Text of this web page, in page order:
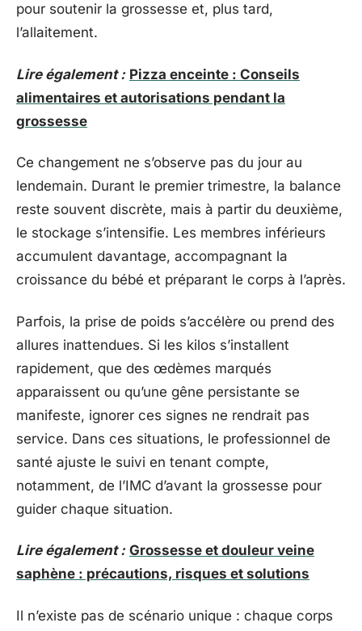
pour soutenir la grossesse et, plus tard,
l’allaitement.
Lire également : Pizza enceinte : Conseils
alimentaires et autorisations pendant la
grossesse
Ce changement ne s’observe pas du jour au
lendemain. Durant le premier trimestre, la balance
reste souvent discrète, mais à partir du deuxième,
le stockage s’intensifie. Les membres inférieurs
accumulent davantage, accompagnant la
croissance du bébé et préparant le corps à l’après.
Parfois, la prise de poids s’accélère ou prend des
allures inattendues. Si les kilos s’installent
rapidement, que des œdèmes marqués
apparaissent ou qu’une gêne persistante se
manifeste, ignorer ces signes ne rendrait pas
service. Dans ces situations, le professionnel de
santé ajuste le suivi en tenant compte,
notamment, de l’IMC d’avant la grossesse pour
guider chaque situation.
Lire également : Grossesse et douleur veine
saphène : précautions, risques et solutions
Il n’existe pas de scénario unique : chaque corps